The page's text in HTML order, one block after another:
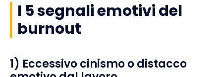
I 5 segnali emotivi del
burnout
1) Eccessivo cinismo o distacco